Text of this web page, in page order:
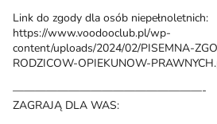
Link do zgody dla osób niepełnoletnich:
https://www.voodooclub.pl/wp-
content/uploads/2024/02/PISEMNA-
RODZICOW-OPIEKUNOW-
—————————————————-
ZAGRAJĄ DLA WAS: